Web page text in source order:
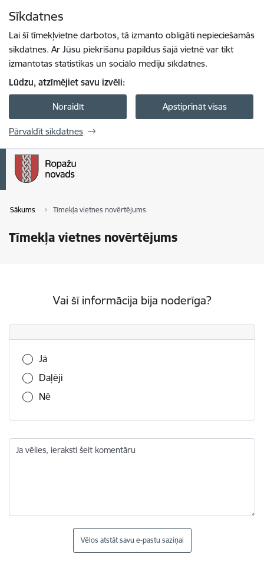
Sīkdatnes
Lai šī tīmekļvietne darbotos, tā izmanto obligāti nepieciešamās
sīkdatnes. Ar Jūsu piekrišanu papildus šajā vietnē var tikt
izmantotas statistikas un sociālo mediju sīkdatnes.
Lūdzu, atzīmējiet savu izvēli:
Noraidīt Apstiprināt visas
Pārvaldīt sīkdatnes
Sākums Tīmekļa vietnes novērtējums
Tīmekļa vietnes novērtējums
Vai šī informācija bija noderīga?
Vai šī informācija bija noderīga?
Jā
Daļēji
Nē
Ja vēlies, ieraksti šeit komentāru
Vēlos atstāt savu e-pastu saziņai